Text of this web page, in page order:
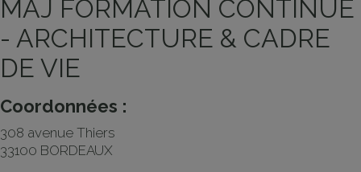
MAJ FORMATION CONTINUE
- ARCHITECTURE & CADRE
DE VIE
Coordonnées :
308 avenue Thiers
33100 BORDEAUX